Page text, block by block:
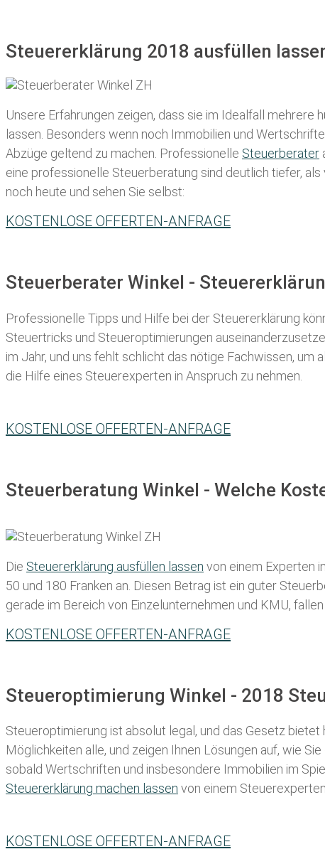
Steuererklärung 2018 ausfüllen
Unsere Erfahrungen zeigen, dass sie im Idealfall mehrere
lassen . Besonders wenn noch Immobilien und
Abzüge geltend zu machen. Professionelle Steuerberater
eine professionelle Steuerberatung sind deutlich tiefer,
noch heute und sehen Sie selbst:
KOSTENLOSE OFFERTEN-ANFRAGE
Steuerberater Winkel -
Professionelle Tipps und Hilfe bei der Steuererklärung
Steuertricks und Steueroptimierungen
im Jahr, und uns fehlt schlicht das nötige Fachwissen,
die Hilfe eines Steuerexperten in Anspruch zu nehmen.
KOSTENLOSE OFFERTEN-ANFRAGE
Steuerberatung Winkel - Welche
Die Steuererklärung ausfüllen lassen von einem Experten
50 und 180 Franken an. Diesen Betrag ist ein guter
gerade im Bereich von Einzelunternehmen und KMU,
KOSTENLOSE OFFERTEN-ANFRAGE
Steueroptimierung Winkel - 2018
Steueroptimierung ist absolut legal, und das Gesetz
Möglichkeiten alle, und zeigen Ihnen Lösungen auf, wie
sobald Wertschriften und insbesondere Immobilien im
Steuererklärung machen lassen von einem
KOSTENLOSE OFFERTEN-ANFRAGE